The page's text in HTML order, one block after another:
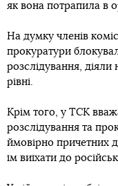
як вона потрапила в
На думку членів
прокуратури
розслідування,
рівні.
Крім того, у ТСК
розслідування та
ймовірно причетних
їм виїхати до